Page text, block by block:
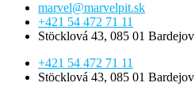
marvel@marvelpit.sk
+421 54 472 71 11
Stöcklová 43, 085 01 Bardejov
+421 54 472 71 11
Stöcklová 43, 085 01 Bardejov